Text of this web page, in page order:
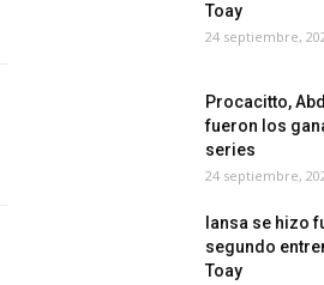
Toay
24 septiembre,
Procacitto,
fueron los
series
24 septiembre,
Iansa se hizo
segundo
Toay